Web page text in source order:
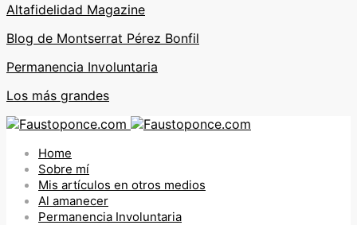
Altafidelidad Magazine
Blog de Montserrat Pérez Bonfil
Permanencia Involuntaria
Los más grandes
Home
Sobre mí
Mis artículos en otros medios
Al amanecer
Permanencia Involuntaria